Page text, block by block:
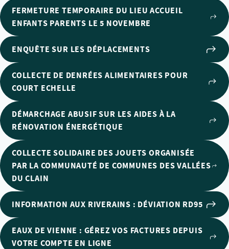
FERMETURE TEMPORAIRE DU LIEU ACCUEIL
ENFANTS PARENTS LE 5 NOVEMBRE
ENQUÊTE SUR LES DÉPLACEMENTS
COLLECTE DE DENRÉES ALIMENTAIRES POUR
COURT ECHELLE
DÉMARCHAGE ABUSIF SUR LES AIDES À LA
RÉNOVATION ÉNERGÉTIQUE
COLLECTE SOLIDAIRE DES JOUETS ORGANISÉE
PAR LA COMMUNAUTÉ DE COMMUNES DES VALLÉES
DU CLAIN
INFORMATION AUX RIVERAINS : DÉVIATION RD95
EAUX DE VIENNE : GÉREZ VOS FACTURES DEPUIS
VOTRE COMPTE EN LIGNE